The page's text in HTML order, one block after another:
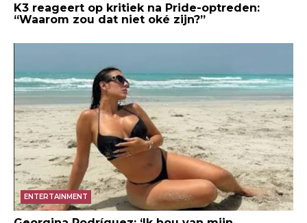
K3 reageert op kritiek na Pride-optreden:
“Waarom zou dat niet oké zijn?”
ENTERTAINMENT